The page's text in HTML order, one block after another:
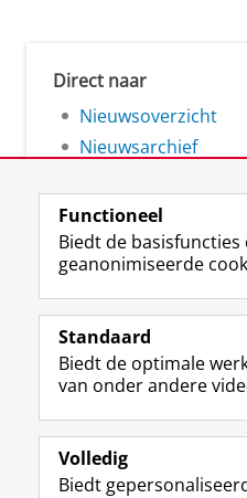
Direct naar
Nieuwsoverzicht
Nieuwsarchief
Volg de RUG
Studiekiezers
Alumni
Over ons
Functioneel
Biedt de
geanonimiseerde
Standaard
Biedt de optimale
van onder andere
Volledig
Biedt